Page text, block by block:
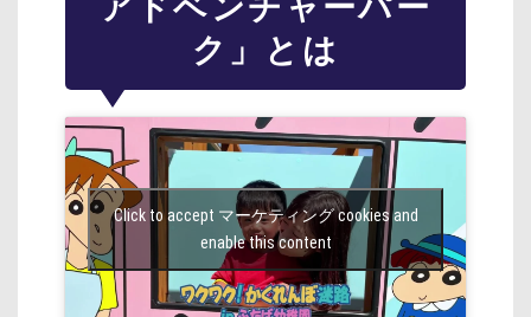
アドベンチャーパー
ク」とは
Click to accept マーケティング cookies and
enable this content